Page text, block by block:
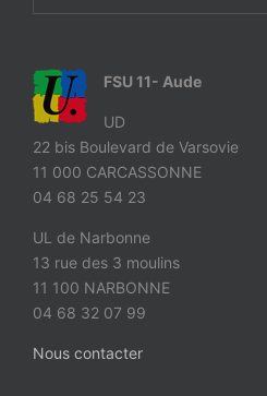
FSU 11- Aude
UD
22 bis Boulevard de Varsovie
11 000 CARCASSONNE
04 68 25 54 23
UL de Narbonne
13 rue des 3 moulins
11 100 NARBONNE
04 68 32 07 99
Nous contacter